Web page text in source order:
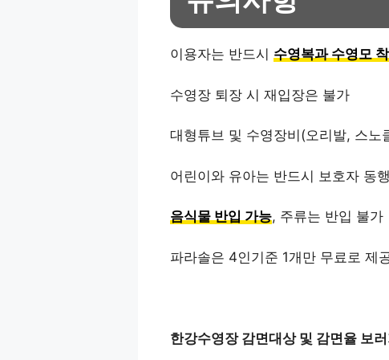
이용자는 반드시 수영복과 수영모
수영장 퇴장 시 재입장은 불가
대형튜브 및 수영장비(오리발, 스노
어린이와 유아는 반드시 보호자 동행
음식물 반입 가능, 주류는 반입 불가
파라솔은 4인기준 1개만 무료로 제
한강수영장 감면대상 및 감면율 보러